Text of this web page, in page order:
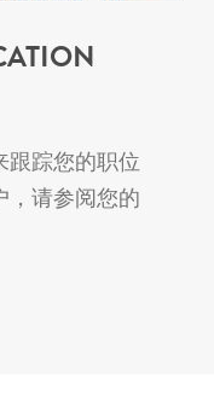
跟踪您的职位
，请参阅您的